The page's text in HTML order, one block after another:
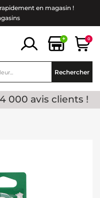
en magasin !
+ 0
Rechercher
000 avis clients !